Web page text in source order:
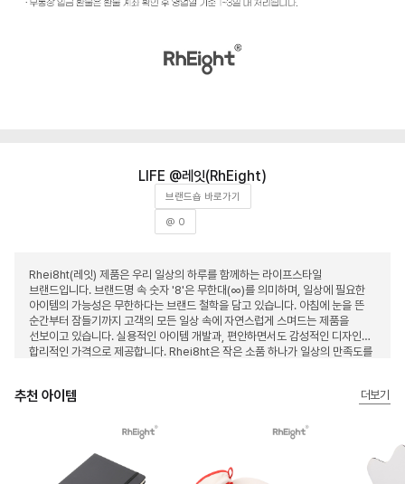
레잇(RhEight)
브랜드숍 바로가기
@ 0
Rhei8ht(레잇) 제품은 우리 일상의 하루를 함께하는 라이프스타일
브랜드입니다. 브랜드명 속 숫자 '8'은 무한대(∞)를 의미하며, 일상에 필요한
아이템의 가능성은 무한하다는 브랜드 철학을 담고 있습니다. 아침에 눈을 뜬
순간부터 잠들기까지 고객의 모든 일상 속에 자연스럽게 스며드는 제품을
선보이고 있습니다. 실용적인 아이템 개발과, 편안하면서도 감성적인 디자인을
합리적인 가격으로 제공합니다. Rhei8ht은 작은 소품 하나가 일상의 만족도를
추천 아이템 더보기